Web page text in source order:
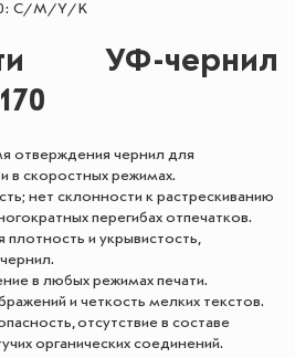
C/M/Y/K
УФ-чернил
отверждения чернил для
в скоростных режимах.
нет склонности к растрескиванию
перегибах отпечатков.
плотность и укрывистость,
в любых режимах печати.
и четкость мелких текстов.
отсутствие в составе
органических соединений.